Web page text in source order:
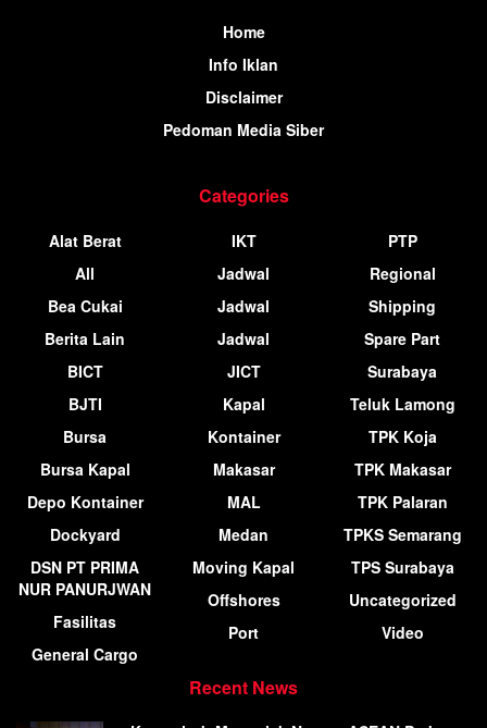
Home
Info Iklan
Disclaimer
Pedoman Media Siber
Categories
Alat Berat
All
Bea Cukai
Berita Lain
BICT
BJTI
Bursa
Bursa Kapal
Depo Kontainer
Dockyard
DSN PT PRIMA
NUR PANURJWAN
Fasilitas
General Cargo
IKT
Jadwal
Jadwal
Jadwal
JICT
Kapal
Kontainer
Makasar
MAL
Medan
Moving Kapal
Offshores
Port
PTP
Regional
Shipping
Spare Part
Surabaya
Teluk Lamong
TPK Koja
TPK Makasar
TPK Palaran
TPKS Semarang
TPS Surabaya
Uncategorized
Video
Recent News